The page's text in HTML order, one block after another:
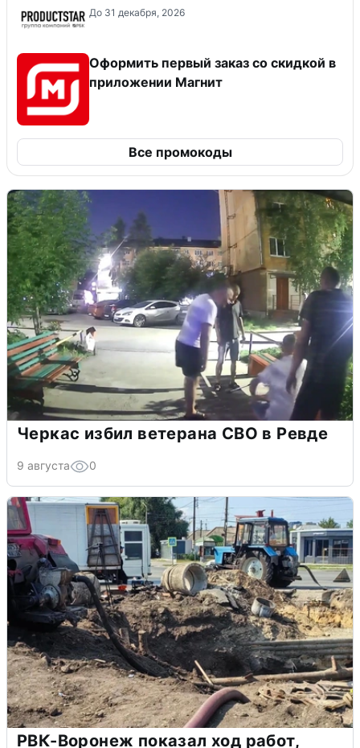
До 31 декабря, 2026
Оформить первый заказ со скидкой в
приложении Магнит
Все промокоды
Черкас избил ветерана СВО в Ревде
9 августа 0
РВК-Воронеж показал ход работ,